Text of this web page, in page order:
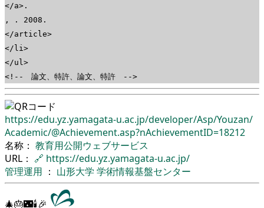
</a>.
, . 2008.
</article>
</li>
</ul>
<!-- 論文、特許、論文、特許 -->
https://edu.yz.yamagata-u.ac.jp/developer/Asp/Youzan/
Academic/@Achievement.asp?nAchievementID=18212
名称： 教育用公開ウェブサービス
URL： 🔗 https://edu.yz.yamagata-u.ac.jp/
管理運用 ： 山形大学 学術情報基盤センター
🎄🎂🌃🕯🎉